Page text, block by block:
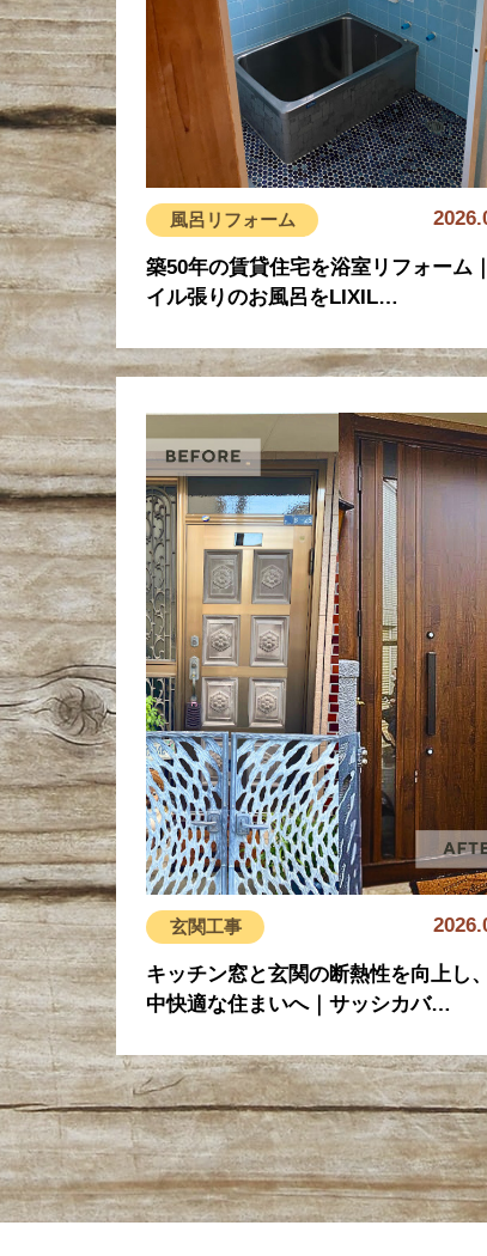
風呂リフォーム
築50年の賃貸住宅を浴室リフォーム
イル張りのお風呂をLIXIL…
玄関工事
キッチン窓と玄関の断熱性を向上し
中快適な住まいへ｜サッシカバ…